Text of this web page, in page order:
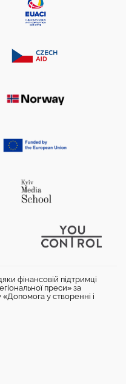
фінансовій підтримці
преси» за
у створенні і